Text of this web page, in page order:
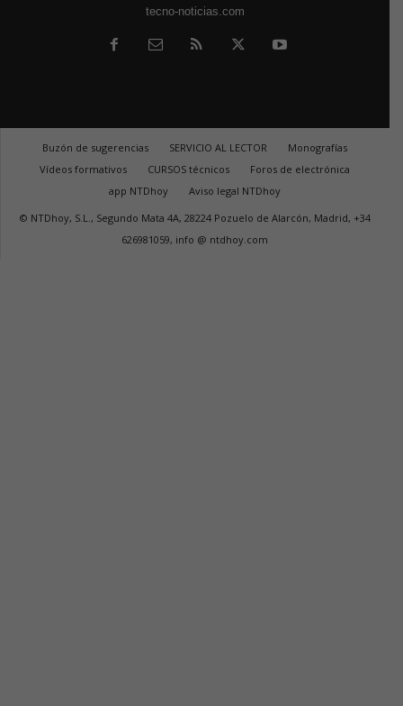
tecno-noticias.com
Buzón de sugerencias SERVICIO AL LECTOR
Monografías
Vídeos formativos
CURSOS técnicos
Foros de electrónica
app NTDhoy
Aviso legal NTDhoy
© NTDhoy, S.L., Segundo Mata 4A, 28224 Pozuelo de Alarcón, Madrid, +34
626981059, info @ ntdhoy.com